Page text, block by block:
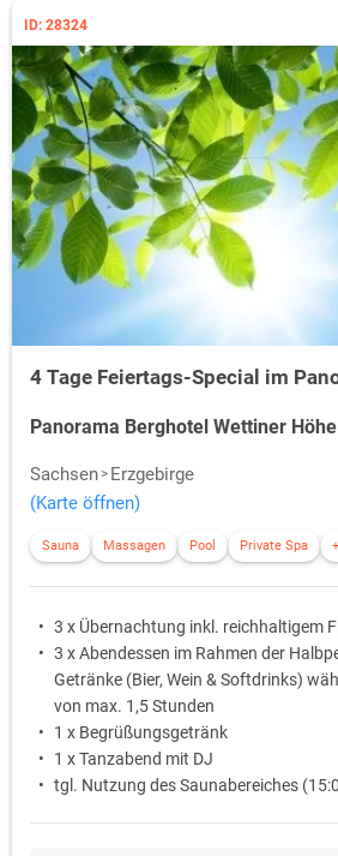
ID: 28324
4 Tage Feiertags-Special im
Panorama Berghotel Wettiner
Sachsen
Erzgebirge
(Karte öffnen)
Sauna Massagen Pool Private Spa
3 x Übernachtung inkl. reichhaltigem
3 x Abendessen im Rahmen der
Getränke (Bier, Wein & Softdrinks)
von max. 1,5 Stunden
1 x Begrüßungsgetränk
1 x Tanzabend mit DJ
tgl. Nutzung des Saunabereiches